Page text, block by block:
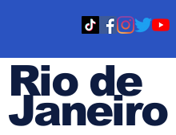
Rio de
Janeiro